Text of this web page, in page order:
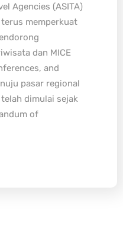
Agencies (ASITA)
terus memperkuat
dan MICE
and
pasar regional
dimulai sejak
of